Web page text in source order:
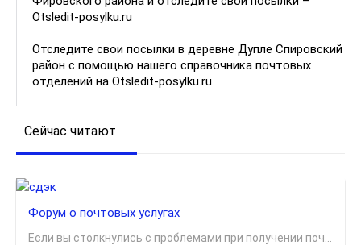
Otsledit-posylku.ru
Отследите свои посылки в деревне Дупле Спировский
район с помощью нашего справочника почтовых
отделений на Otsledit-posylku.ru
Сейчас читают
Форум о почтовых услугах
Если вы столкнулись с проблемами при получении поч...